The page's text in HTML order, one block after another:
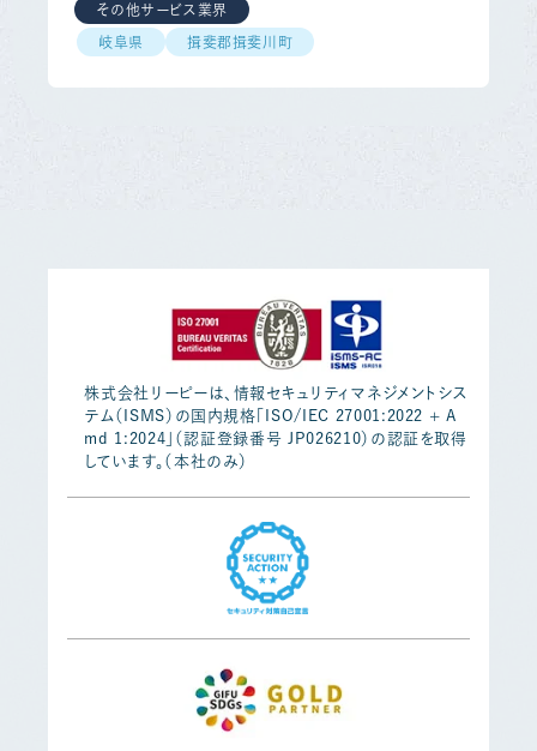
その他サービス業界
岐阜県 揖斐郡揖斐川町
株式会社リーピーは、情報セキュリティマネジメントシス
テム（ISMS）の国内規格「ISO/IEC 27001:2022 + A
md 1:2024」（認証登録番号 JP026210）の認証を取得
しています。（本社のみ）